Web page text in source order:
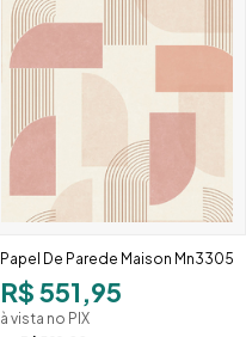
Papel De Parede Maison Mn3305
R$ 551,95
à vista no PIX